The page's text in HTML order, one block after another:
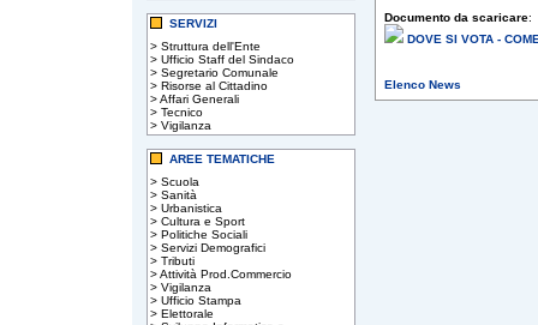
SERVIZI
> Struttura dell'Ente
> Ufficio Staff del Sindaco
> Segretario Comunale
> Risorse al Cittadino
>Affari Generali
> Tecnico
> Vigilanza
AREE TEMATICHE
> Scuola
> Sanità
> Urbanistica
> Cultura e Sport
> Politiche Sociali
> Servizi Demografici
> Tributi
>Attività Prod.Commercio
> Vigilanza
> Ufficio Stampa
> Elettorale
Documento da scaricare:
DOVE SI VOTA -
Elenco News